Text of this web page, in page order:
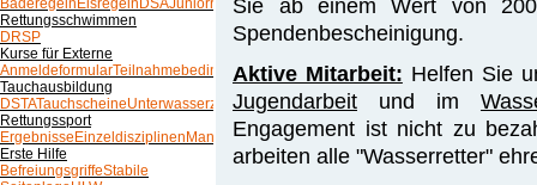
BaderegelnEisregelnDSAJuniorretterProbeschwimmen
Rettungsschwimmen
DRSP
Kurse für Externe
AnmeldeformularTeilnahmebedingungen
Tauchausbildung
DSTATauchscheineUnterwasserzeichen
Rettungssport
ErgebnisseEinzeldisziplinenMannschaftsdisziplinen
Erste Hilfe
BefreiungsgriffeStabile
Sie ab einem Wert von
Spendenbescheinigung.
Aktive Mitarbeit: Helfen Sie
Jugendarbeit und im
Engagement ist nicht zu
arbeiten alle "Wasserretter"